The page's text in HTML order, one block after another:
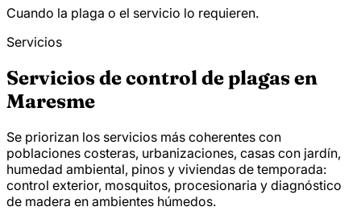
Cuando la plaga o el servicio lo requieren.
Servicios
Servicios de control de plagas en
Maresme
Se priorizan los servicios más coherentes con
poblaciones costeras, urbanizaciones, casas con jardín,
humedad ambiental, pinos y viviendas de temporada:
control exterior, mosquitos, procesionaria y diagnóstico
de madera en ambientes húmedos.